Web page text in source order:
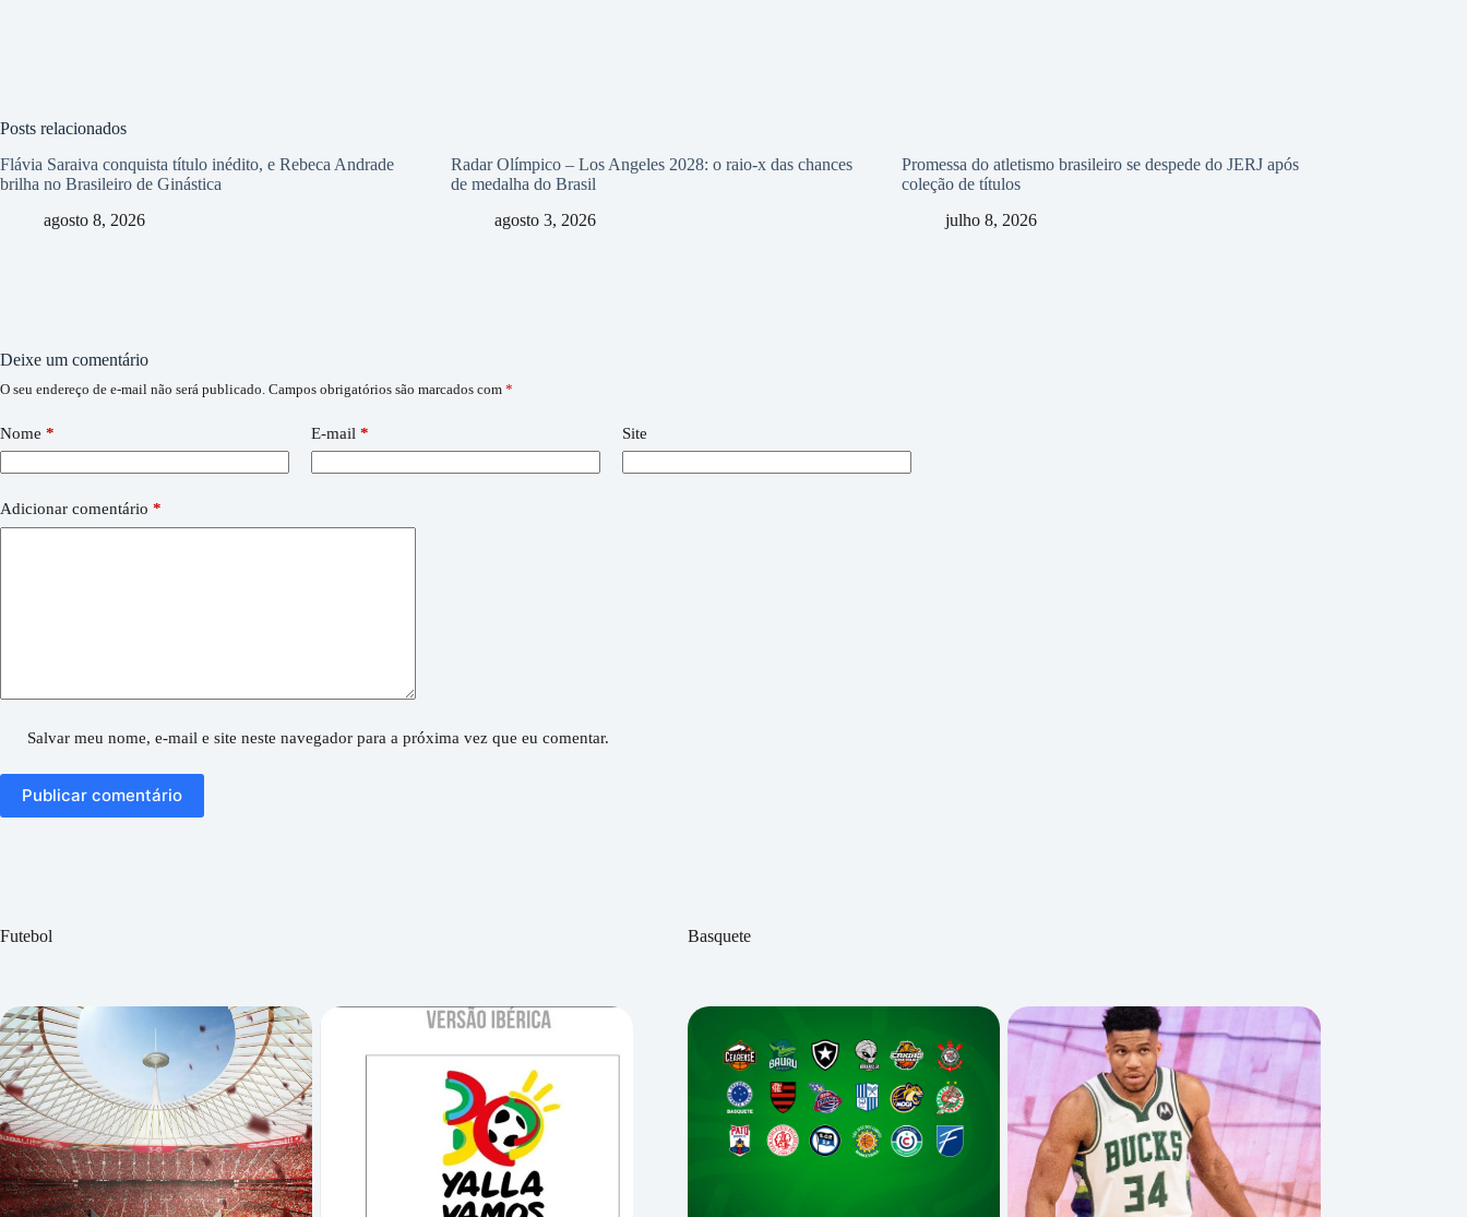
Posts relacionados
Flávia Saraiva conquista título inédito, e Rebeca Andrade
brilha no Brasileiro de Ginástica
agosto 8, 2026
Radar Olímpico – Los Angeles 2028: o raio-x das chances
de medalha do Brasil
agosto 3, 2026
Promessa do atletismo brasileiro se despede do JERJ após
coleção de títulos
julho 8, 2026
Deixe um comentário
O seu endereço de e-mail não será publicado. Campos obrigatórios são marcados com *
Nome * E-mail * Site
Adicionar comentário *
Salvar meu nome, e-mail e site neste navegador para a próxima vez que eu comentar.
Publicar comentário
Futebol Basquete